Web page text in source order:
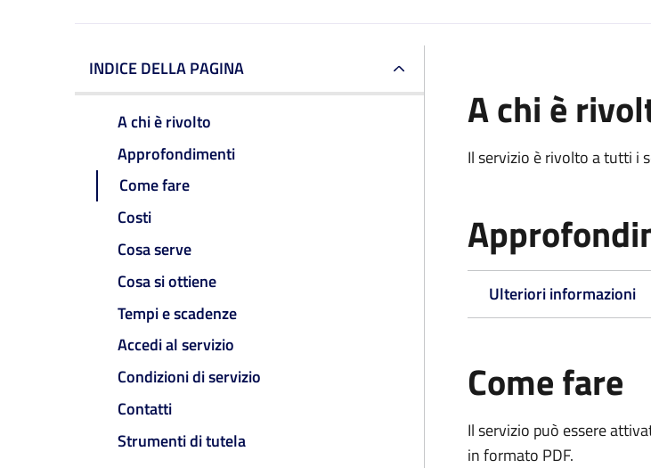
INDICE DELLA PAGINA
A chi è rivolto
Approfondimenti
Come fare
Costi
Cosa serve
Cosa si ottiene
Tempi e scadenze
Accedi al servizio
Condizioni di servizio
Contatti
Strumenti di tutela
A chi è
Il servizio è rivolto a tutti i
Ulteriori informazioni
Come fare
Il servizio può essere
in formato PDF.